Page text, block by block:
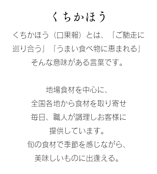
くちかほう
くちかほう（口果報）とは、「ご馳走に
巡り合う」「うまい食べ物に恵まれる」
そんな意味がある言葉です。
地場食材を中心に、
全国各地から食材を取り寄せ
毎日、職人が調理しお客様に
提供しています。
旬の食材で季節を感じながら、
美味しいものに出逢える。